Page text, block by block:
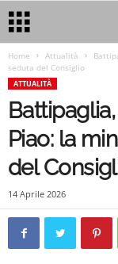
Home Attualità
seduta del Consiglio
ATTUALITÀ
Piao: la
del
14 Aprile 2026